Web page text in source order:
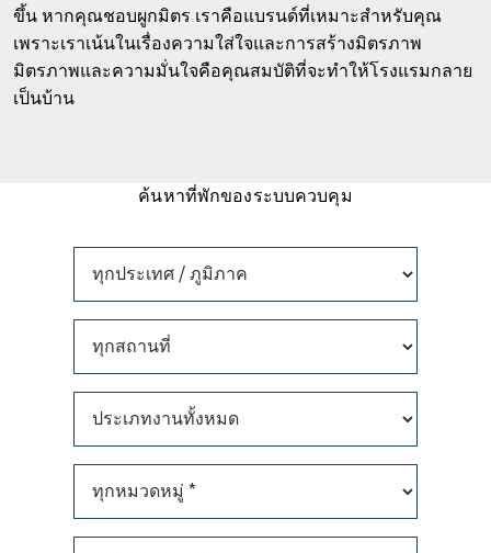
ขึ้น หากคุณชอบผูกมิตร เราคือแบรนด์ที่เหมาะสำหรับคุณ
เพราะเราเน้นในเรื่องความใส่ใจและการสร้างมิตรภาพ
มิตรภาพและความมั่นใจคือคุณสมบัติที่จะทำให้โรงแรมกลาย
เป็นบ้าน
ค้นหาที่พักของระบบควบคุม
ทุกประเทศ / ภูมิภาค
ทุกสถานที่
ประเภทงานทั้งหมด
ทุกหมวดหมู่ *